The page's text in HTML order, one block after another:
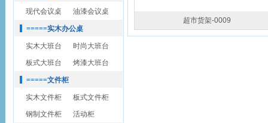
现代会议桌 油漆会议桌
=====实木办公桌
实木大班台
时尚大班台
板式大班台
烤漆大班台
=====文件柜
实木文件柜
板式文件柜
钢制文件柜
活动柜
超市货架-0009